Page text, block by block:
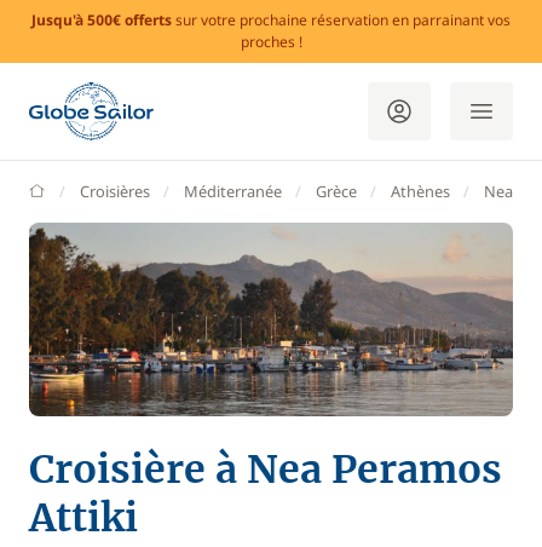
Jusqu'à 500€ offertssur votre prochaine réservation en parrainant vos
proches !
GlobeSailor
Croisières Méditerranée Grèce Athènes Nea
Croisière à Nea Peramos
Attiki